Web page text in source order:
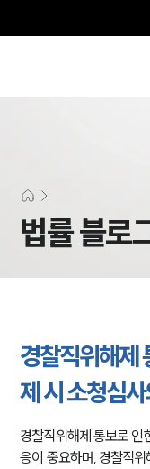
법률 블로
경찰직위해제
제 시 소청심
경찰직위해제 통보로 인
응이 중요하며, 경찰직